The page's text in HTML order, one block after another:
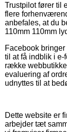
Trustpilot fører til
flere
anbefales, at du
110mm 110mm
Facebook
til at få indblik i e-
række
evaluering af
udnyttes til at
Dette website er
arbejder tæt